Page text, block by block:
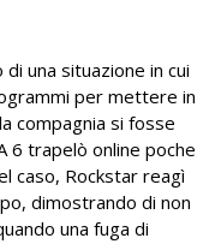
una situazione in cui
per mettere in
compagnia si fosse
6 trapelò online poche
caso, Rockstar reagì
dimostrando di non
una fuga di